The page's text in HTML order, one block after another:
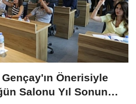
Önerisiyle
Salonu Yıl Sonuna